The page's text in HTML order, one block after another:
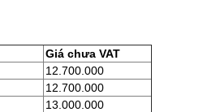
Giá chưa VAT
12.700.000
12.700.000
13.000.000